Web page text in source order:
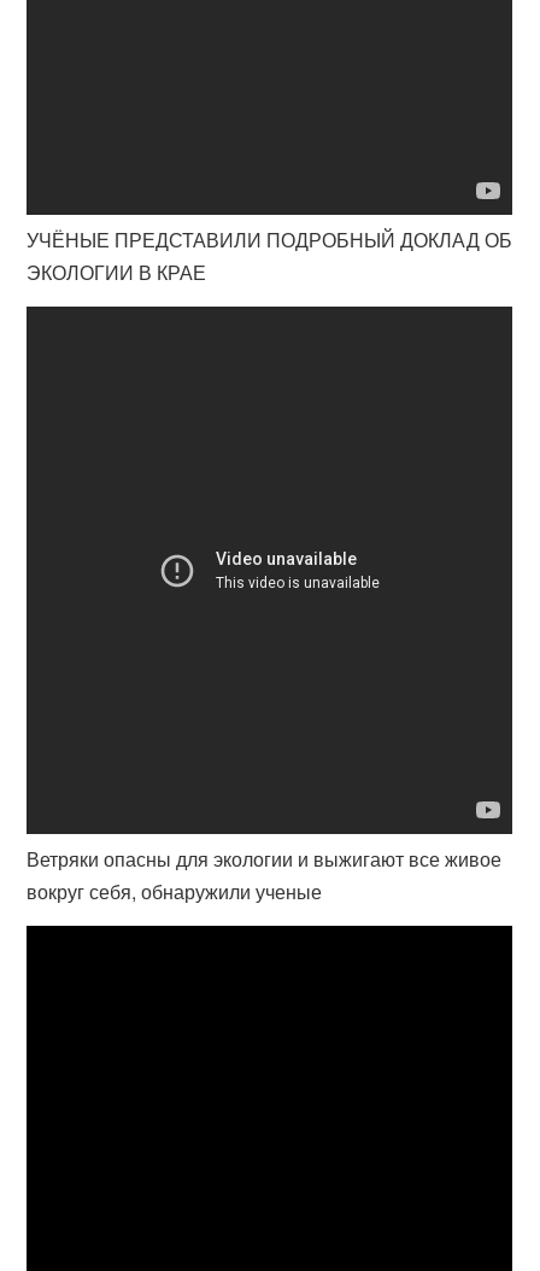
УЧЁНЫЕ ПРЕДСТАВИЛИ ПОДРОБНЫЙ ДОКЛАД ОБ
ЭКОЛОГИИ В КРАЕ
Ветряки опасны для экологии и выжигают все живое
вокруг себя, обнаружили ученые